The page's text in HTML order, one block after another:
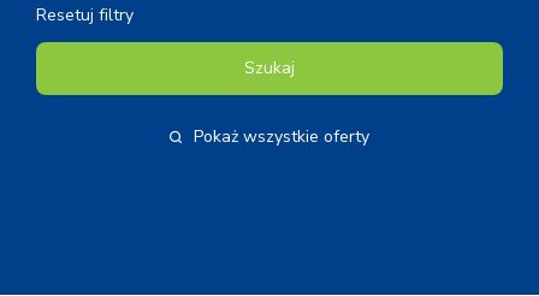
Resetuj filtry
Pokaż wszystkie oferty
Szukaj